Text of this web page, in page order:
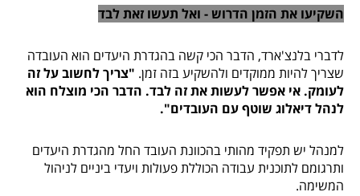
השקיעו את הזמן הדרוש - ואל תעשו זאת לבד
לדברי בלנצ'ארד, הדבר הכי קשה בהגדרת היעדים הוא העובדה
שצריך להיות ממוקדים ולהשקיע בזה זמן. "צריך לחשוב על זה
לעומק. אי אפשר לעשות את זה לבד. הדבר הכי מוצלח הוא
לנהל דיאלוג שוטף עם העובדים".
למנהל יש תפקיד מהותי בהכוונת העובד החל מהגדרת היעדים
ותרגומם לתוכנית עבודה הכוללת פעולות ויעדי ביניים לניהול
המשימה.